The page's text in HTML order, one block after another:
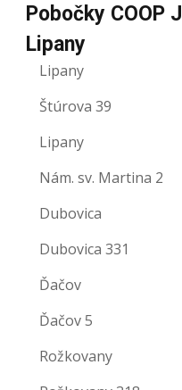
Pobočky COOP
Lipany
Lipany
Štúrova 39
Lipany
Nám. sv. Martina 2
Dubovica
Dubovica 331
Ďačov
Ďačov 5
Rožkovany